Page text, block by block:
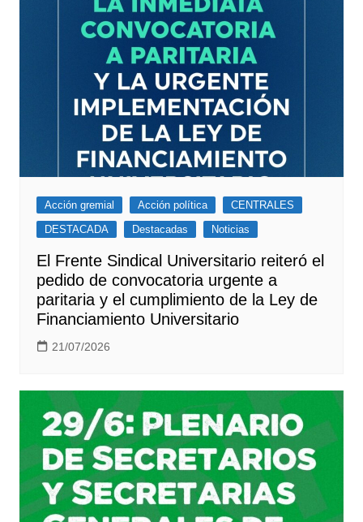
Acción gremial Acción política
CENTRALES
DESTACADA
Destacadas Noticias
El Frente Sindical Universitario reiteró el
pedido de convocatoria urgente a
paritaria y el cumplimiento de la Ley de
Financiamiento Universitario
21/07/2026